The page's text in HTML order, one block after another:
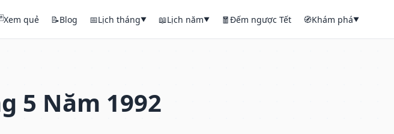
Xem quẻ 📝Blog 📅Lịch tháng▼ 📖Lịch năm▼ 🧧Đếm ngược Tết 🧭Khám phá▼
5 Năm 1992